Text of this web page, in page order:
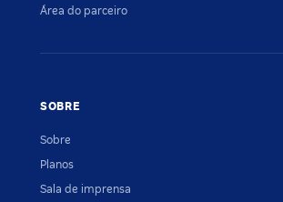
Área do parceiro
SOBRE
Sobre
Planos
Sala de imprensa